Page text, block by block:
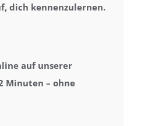
dich kennenzulernen.
auf unserer
Minuten – ohne